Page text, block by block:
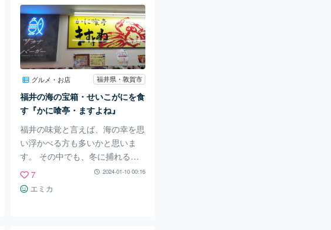
ーマに、2022年6月にショッピン
グセンターパリオに誕生した木育
テーマパークです。 木のおもち
ゃで遊ぶ 木の遊具で体を動かす
木を使って工作をする 家族や周
りの子といっしょに遊ぶ などな
ど… 子どもの感性や触覚、創造
性、協調性を育み、何よりも親
グルメ・お店 福井県・敦賀市
福井の海の宝箱・せいこがにを食
す『かに喰亭・ますよね』
福井の味覚と言えば、海の幸を思
い浮かべる方も多いかと思いま
す。 その中でも、冬に捕れる
「越前がに」は福井の味覚の代表
格。 毎年競りが行われ、中では
数百万円で取り引きされる、贅沢
7 2024-01-10 00:16
エミカ